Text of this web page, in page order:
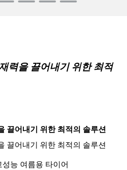
력을 끌어내기 위한 최적
끌어내기 위한 최적의 솔루션
끌어내기 위한 최적의 솔루션
성능 여름용 타이어